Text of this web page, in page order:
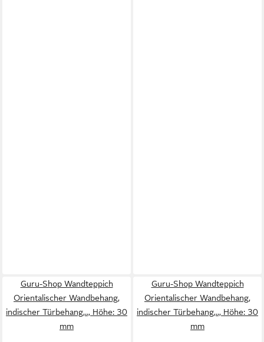
Guru-Shop Wandteppich
Orientalischer Wandbehang,
indischer Türbehang,.., Höhe: 30
mm
Guru-Shop Wandteppich
Orientalischer Wandbehang,
indischer Türbehang,.., Höhe: 30
mm